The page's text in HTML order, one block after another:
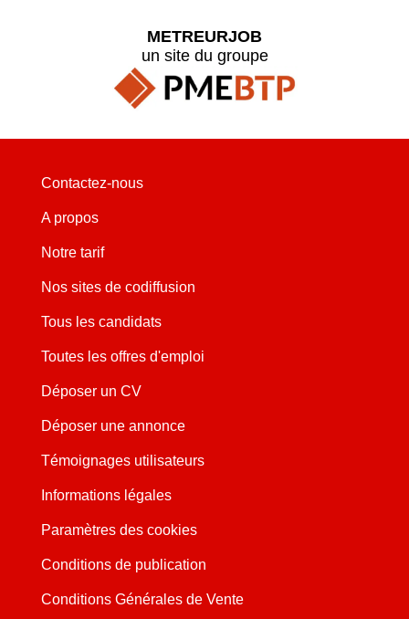
METREURJOB
un site du groupe
Contactez-nous
A propos
Notre tarif
Nos sites de codiffusion
Tous les candidats
Toutes les offres d'emploi
Déposer un CV
Déposer une annonce
Témoignages utilisateurs
Informations légales
Paramètres des cookies
Conditions de publication
Conditions Générales de Vente